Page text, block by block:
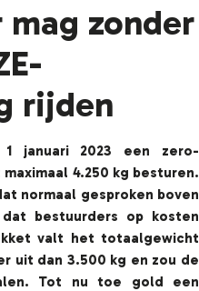
zonder
rijden
januari 2023 een zero-
4.250 kg besturen.
normaal gesproken boven
bestuurders op kosten
valt het totaalgewicht
uit dan 3.500 kg en zou de
Tot nu toe gold een